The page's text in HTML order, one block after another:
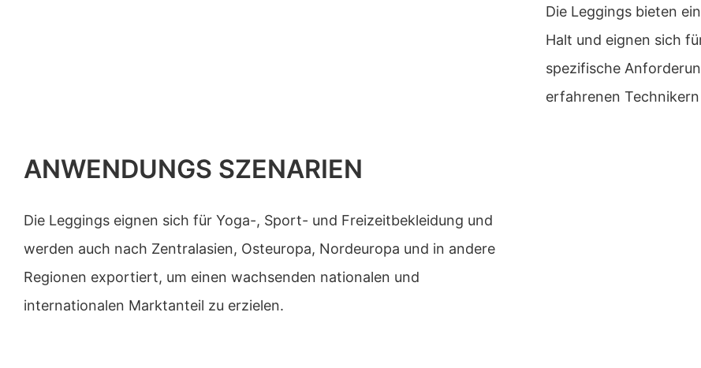
Die Leggings bieten
Halt und eignen sich
spezifische
erfahrenen
ANWENDUNGS SZENARIEN
Die Leggings eignen sich für Yoga-, Sport- und Freizeitbekleidung und
werden auch nach Zentralasien, Osteuropa, Nordeuropa und in andere
Regionen exportiert, um einen wachsenden nationalen und
internationalen Marktanteil zu erzielen.